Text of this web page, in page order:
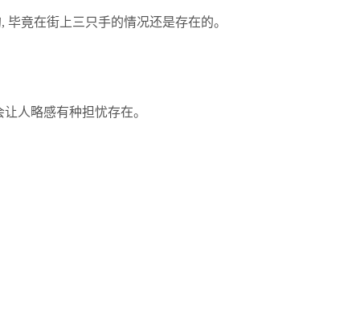
竟在街上三只手的情况还是存在的。
人略感有种担忧存在。